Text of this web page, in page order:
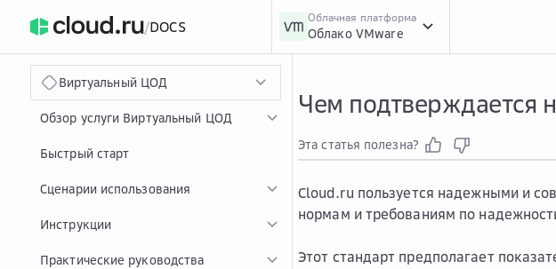
/DOCS
Облачная платформа
Облако VMware
Виртуальный ЦОД
Обзор услуги Виртуальный ЦОД
Быстрый старт
Сценарии использования
Инструкции
Практические руководства
Чем подтверждается
Эта статья полезна?
Cloud.ru пользуется надежными и
нормам и требованиям по
Этот стандарт предполагает